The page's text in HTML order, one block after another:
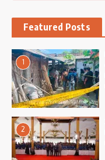
Featured Posts
1
2